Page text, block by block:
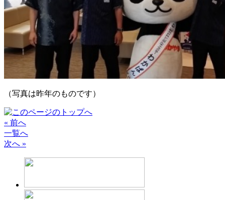
（写真は昨年のものです）
« 前へ
一覧へ
次へ »